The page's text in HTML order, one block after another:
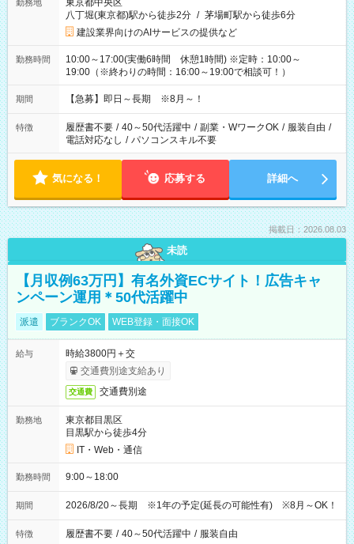
勤務地
東京都中央区
八丁堀(東京都)駅から徒歩2分 / 茅場町駅から徒歩6分
建設業界向けのAIサービスの提供など
勤務時間
10:00～17:00(実働6時間 休憩1時間) ※定時：10:00～
19:00（※終わりの時間：16:00～19:00で相談可！）
期間 【急募】即日～長期 ※8月～！
特徴 履歴書不要 / 40～50代活躍中 / 副業・WワークOK / 服装自由 /
電話対応なし / パソコンスキル不要
気になる！ 応募する 詳細へ
掲載日：2026.08.03
未読
【月収例63万円】有名外資ECサイト！広告キャ
ンペーン運用＊50代活躍中
派遣 ブランクOK WEB登録・面接OK
給与
時給3800円＋交
交通費別途支給あり
交通費 交通費別途
勤務地
東京都目黒区
目黒駅から徒歩4分
IT・Web・通信
勤務時間 9:00～18:00
期間 2026/8/20～長期 ※1年の予定(延長の可能性有) ※8月～OK！
特徴 履歴書不要 / 40～50代活躍中 / 服装自由